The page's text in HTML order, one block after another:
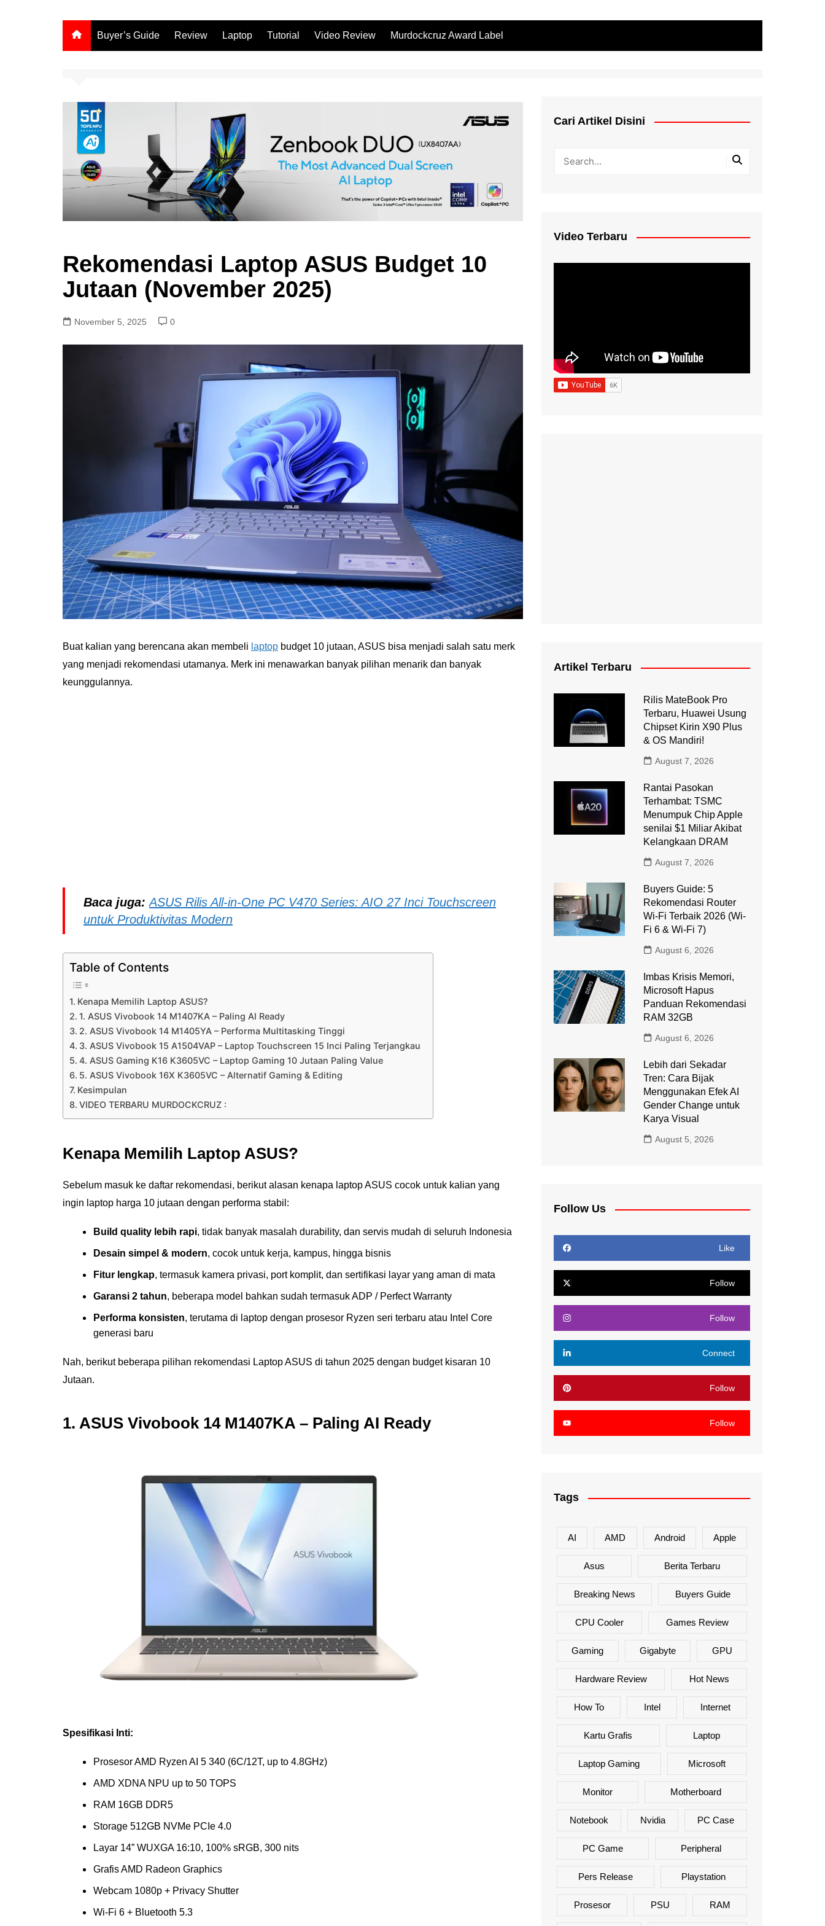
Buyer’s Guide Review Laptop Tutorial Video Review Murdockcruz Award Label
Rekomendasi Laptop ASUS Budget 10
Jutaan (November 2025)
November 5, 2025 0
Buat kalian yang berencana akan membeli laptop budget 10 jutaan, ASUS bisa menjadi salah satu merk
yang menjadi rekomendasi utamanya. Merk ini menawarkan banyak pilihan menarik dan banyak
keunggulannya.
Baca juga:ASUS Rilis All-in-One PC V470 Series: AIO 27 Inci Touchscreen
untuk Produktivitas Modern
Table of Contents
Kenapa Memilih Laptop ASUS?
1. ASUS Vivobook 14 M1407KA – Paling AI Ready
2. ASUS Vivobook 14 M1405YA – Performa Multitasking Tinggi
3. ASUS Vivobook 15 A1504VAP – Laptop Touchscreen 15 Inci Paling Terjangkau
4. ASUS Gaming K16 K3605VC – Laptop Gaming 10 Jutaan Paling Value
5. ASUS Vivobook 16X K3605VC – Alternatif Gaming & Editing
Kesimpulan
VIDEO TERBARU MURDOCKCRUZ :
Kenapa Memilih Laptop ASUS?
Sebelum masuk ke daftar rekomendasi, berikut alasan kenapa laptop ASUS cocok untuk kalian yang
ingin laptop harga 10 jutaan dengan performa stabil:
Build quality lebih rapi, tidak banyak masalah durability, dan servis mudah di seluruh Indonesia
Desain simpel & modern, cocok untuk kerja, kampus, hingga bisnis
Fitur lengkap, termasuk kamera privasi, port komplit, dan sertifikasi layar yang aman di mata
Garansi 2 tahun, beberapa model bahkan sudah termasuk ADP / Perfect Warranty
Performa konsisten, terutama di laptop dengan prosesor Ryzen seri terbaru atau Intel Core
generasi baru
Nah, berikut beberapa pilihan rekomendasi Laptop ASUS di tahun 2025 dengan budget kisaran 10
Jutaan.
1. ASUS Vivobook 14 M1407KA – Paling AI Ready
Spesifikasi Inti:
Prosesor AMD Ryzen AI 5 340 (6C/12T, up to 4.8GHz)
AMD XDNA NPU up to 50 TOPS
RAM 16GB DDR5
Storage 512GB NVMe PCIe 4.0
Layar 14” WUXGA 16:10, 100% sRGB, 300 nits
Grafis AMD Radeon Graphics
Webcam 1080p + Privacy Shutter
Wi-Fi 6 + Bluetooth 5.3
Cari Artikel Disini
Video Terbaru
Artikel Terbaru
Rilis MateBook Pro
Terbaru, Huawei Usung
Chipset Kirin X90 Plus
& OS Mandiri!
August 7, 2026
Rantai Pasokan
Terhambat: TSMC
Menumpuk Chip Apple
senilai $1 Miliar Akibat
Kelangkaan DRAM
August 7, 2026
Buyers Guide: 5
Rekomendasi Router
Wi-Fi Terbaik 2026 (Wi-
Fi 6 & Wi-Fi 7)
August 6, 2026
Imbas Krisis Memori,
Microsoft Hapus
Panduan Rekomendasi
RAM 32GB
August 6, 2026
Lebih dari Sekadar
Tren: Cara Bijak
Menggunakan Efek AI
Gender Change untuk
Karya Visual
August 5, 2026
Follow Us
Like
Follow
Follow
Connect
Follow
Follow
Tags
AI AMD Android Apple
Asus Berita Terbaru
Breaking News Buyers Guide
CPU Cooler Games Review
Gaming Gigabyte GPU
Hardware Review Hot News
How To Intel Internet
Kartu Grafis Laptop
Laptop Gaming Microsoft
Monitor Motherboard
Notebook Nvidia PC Case
PC Game Peripheral
Pers Release Playstation
Prosesor PSU RAM